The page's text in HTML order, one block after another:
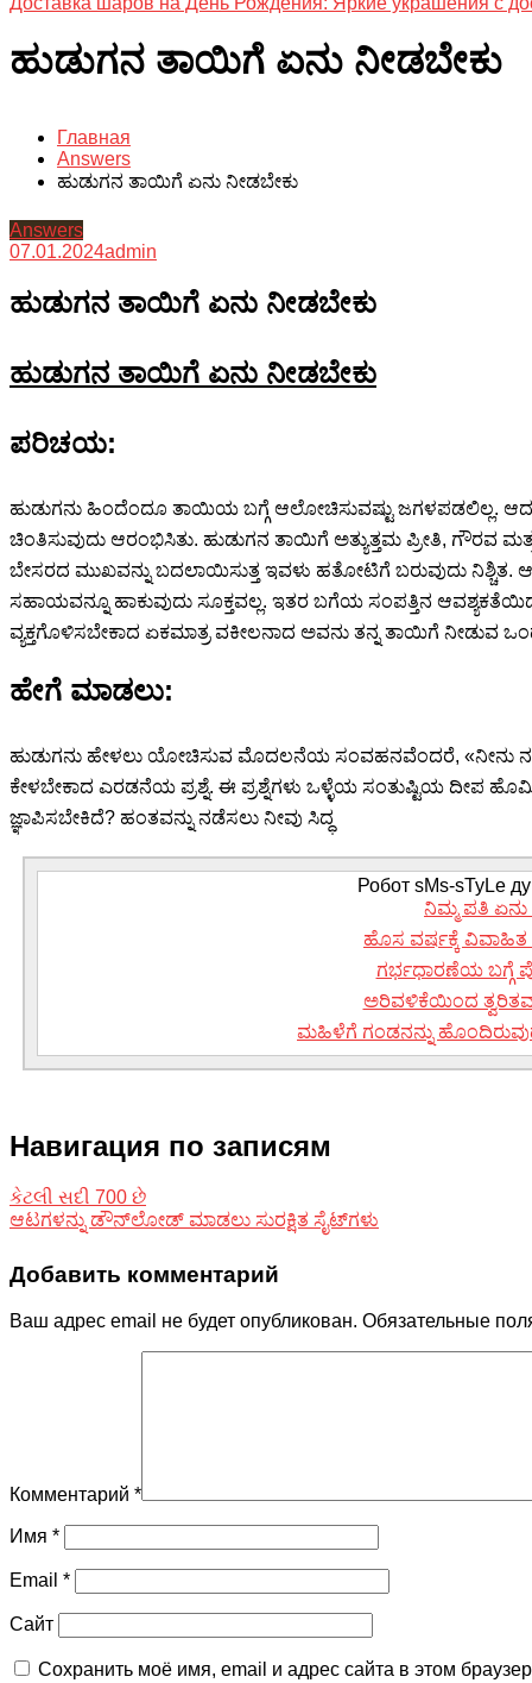
ಹುಡುಗನ ತಾಯಿಗೆ ಏನು ನೀಡಬೇಕು
Главная
Answers
ಹುಡುಗನ ತಾಯಿಗೆ ಏನು ನೀಡಬೇಕು
Answers
07.01.2024admin
ಹುಡುಗನ ತಾಯಿಗೆ ಏನು ನೀಡಬೇಕು
ಹುಡುಗನ ತಾಯಿಗೆ ಏನು ನೀಡಬೇಕು
ಪರಿಚಯ:
ಹುಡುಗನು ಹಿಂದೆಂದೂ ತಾಯಿಯ ಬಗ್ಗೆ ಆಲೋಚಿಸುವಷ್ಟು ಜಗಳಪಡಲಿಲ್ಲ.
ಚಿಂತಿಸುವುದು ಆರಂಭಿಸಿತು. ಹುಡುಗನ ತಾಯಿಗೆ ಅತ್ಯುತ್ತಮ ಪ್ರೀತಿ, ಗೌರವ
ಬೇಸರದ ಮುಖವನ್ನು ಬದಲಾಯಿಸುತ್ತ ಇವಳು ಹತೋಟಿಗೆ ಬರುವುದು ನಿಶ್ಚಿತ.
ಸಹಾಯವನ್ನೂ ಹಾಕುವುದು ಸೂಕ್ತವಲ್ಲ. ಇತರ ಬಗೆಯ ಸಂಪತ್ತಿನ
ವ್ಯಕ್ತಗೊಳಿಸಬೇಕಾದ ಏಕಮಾತ್ರ ವಕೀಲನಾದ ಅವನು ತನ್ನ ತಾಯಿಗೆ ನೀಡುವ
ಹೇಗೆ ಮಾಡಲು:
ಹುಡುಗನು ಹೇಳಲು ಯೋಚಿಸುವ ಮೊದಲನೆಯ ಸಂವಹನವೆಂದರೆ, «ನೀನು
ಕೇಳಬೇಕಾದ ಎರಡನೆಯ ಪ್ರಶ್ನೆ. ಈ ಪ್ರಶ್ನೆಗಳು ಒಳ್ಳೆಯ ಸಂತುಷ್ಟಿಯ ದೀಪ
ಜ್ಞಾಪಿಸಬೇಕಿದೆ? ಹಂತವನ್ನು ನಡೆಸಲು ನೀವು ಸಿದ್ಧ
Робот sMs-sTyLe
ನಿಮ್ಮ ಪತಿ ಏನು
ಹೊಸ ವರ್ಷಕ್ಕೆ ವಿವಾಹಿತ
ಗರ್ಭಧಾರಣೆಯ ಬಗ್ಗೆ
ಅರಿವಳಿಕೆಯಿಂದ
ಮಹಿಳೆಗೆ ಗಂಡನನ್ನು
Навигация по записям
કેટલી સદી 700 છે
ಆಟಗಳನ್ನು ಡೌನ್‌ಲೋಡ್ ಮಾಡಲು ಸುರಕ್ಷಿತ ಸೈಟ್‌ಗಳು
Добавить комментарий
Ваш адрес email не будет опубликован. Обязательные
Комментарий *
Имя *
Email *
Сайт
Сохранить моё имя, email и адрес сайта в этом